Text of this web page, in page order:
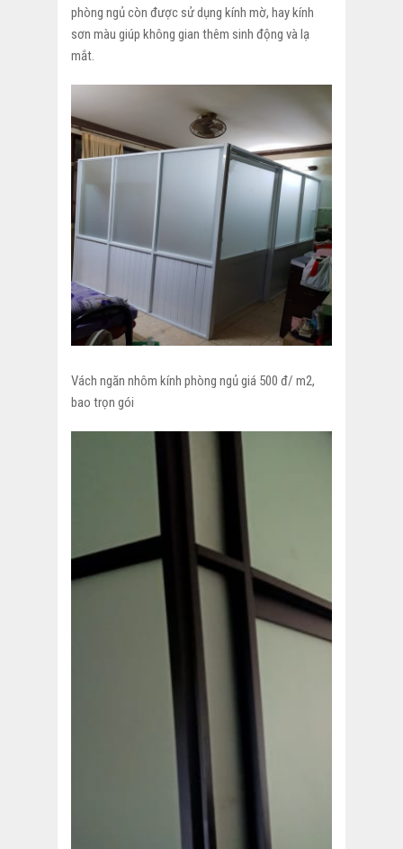
phòng ngủ còn được sử dụng kính mờ, hay kính
sơn màu giúp không gian thêm sinh động và lạ
mắt.
Vách ngăn nhôm kính phòng ngủ giá 500 đ/ m2,
bao trọn gói